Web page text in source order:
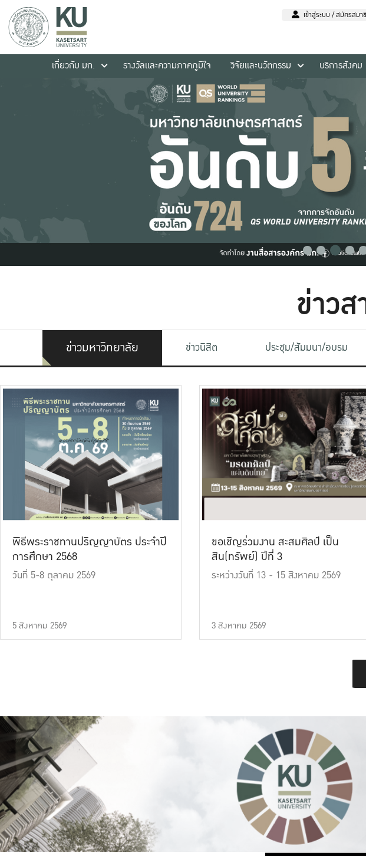
เข้าสู่ระบบ / สมัครสมา
เกี่ยวกับ มก.
รางวัลและความภาคภูมิใจ วิจัยและนวัตกรรม บริการสังคม
ข่าว
ข่าวมหาวิทยาลัย ข่าวนิสิต ประชุม/สัมมนา/อบรม
พิธีพระราชทานปริญญาบัตร ประจำปี
การศึกษา 2568
วันที่ 5-8 ตุลาคม 2569
5 สิงหาคม 2569
ขอเชิญร่วมงาน สะสมศิลป์ เป็น
สิน(ทรัพย์) ปีที่ 3
ระหว่างวันที่ 13 - 15 สิงหาคม 2569
3 สิงหาคม 2569